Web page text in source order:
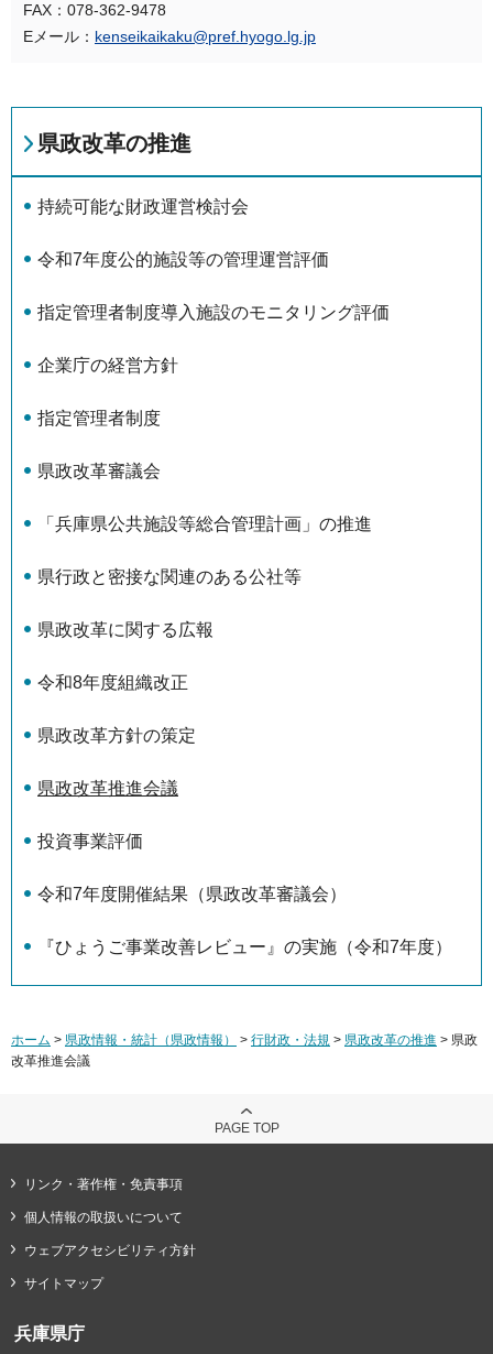
FAX：078-362-9478
Eメール： kenseikaikaku@pref.hyogo.lg.jp
県政改革の推進
持続可能な財政運営検討会
令和7年度公的施設等の管理運営評価
指定管理者制度導入施設のモニタリング評価
企業庁の経営方針
指定管理者制度
県政改革審議会
「兵庫県公共施設等総合管理計画」の推進
県行政と密接な関連のある公社等
県政改革に関する広報
令和8年度組織改正
県政改革方針の策定
県政改革推進会議
投資事業評価
令和7年度開催結果（県政改革審議会）
『ひょうご事業改善レビュー』の実施（令和7年度）
ホーム > 県政情報・統計（県政情報） > 行財政・法規 > 県政改革の推進 > 県政
改革推進会議
PAGE TOP
リンク・著作権・免責事項
個人情報の取扱いについて
ウェブアクセシビリティ方針
サイトマップ
兵庫県庁